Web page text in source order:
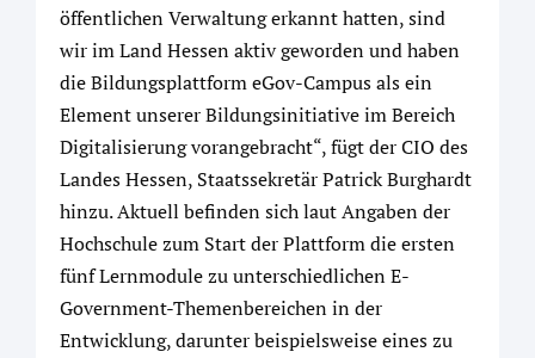
öffentlichen Verwaltung erkannt hatten, sind
wir im Land Hessen aktiv geworden und haben
die Bildungsplattform eGov-Campus als ein
Element unserer Bildungsinitiative im Bereich
Digitalisierung vorangebracht“, fügt der CIO des
Landes Hessen, Staatssekretär Patrick Burghardt
hinzu. Aktuell befinden sich laut Angaben der
Hochschule zum Start der Plattform die ersten
fünf Lernmodule zu unterschiedlichen E-
Government-Themenbereichen in der
Entwicklung, darunter beispielsweise eines zu